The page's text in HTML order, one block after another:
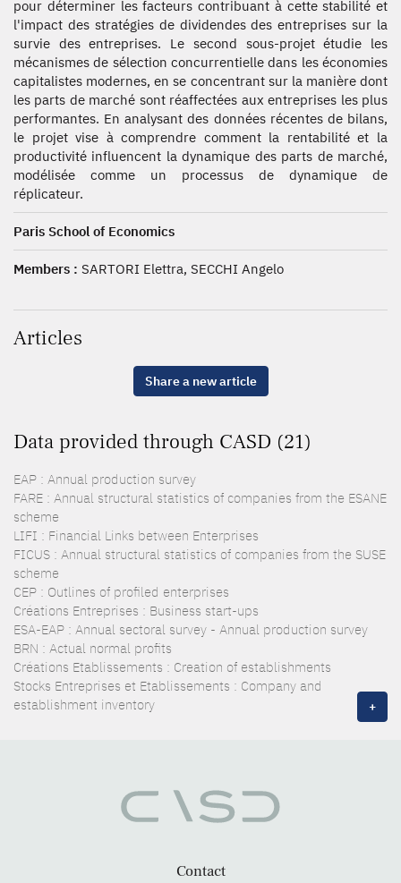
pour déterminer les facteurs contribuant à cette stabilité et
l'impact des stratégies de dividendes des entreprises sur la
survie des entreprises. Le second sous-projet étudie les
mécanismes de sélection concurrentielle dans les économies
capitalistes modernes, en se concentrant sur la manière dont
les parts de marché sont réaffectées aux entreprises les plus
performantes. En analysant des données récentes de bilans,
le projet vise à comprendre comment la rentabilité et la
productivité influencent la dynamique des parts de marché,
modélisée comme un processus de dynamique de
réplicateur.
Paris School of Economics
Members : SARTORI Elettra, SECCHI Angelo
Articles
Share a new article
Data provided through CASD (21)
EAP : Annual production survey
FARE : Annual structural statistics of companies from the ESANE
scheme
LIFI : Financial Links between Enterprises
FICUS : Annual structural statistics of companies from the SUSE
scheme
CEP : Outlines of profiled enterprises
Créations Entreprises : Business start-ups
ESA-EAP : Annual sectoral survey - Annual production survey
BRN : Actual normal profits
Créations Etablissements : Creation of establishments
Stocks Entreprises et Etablissements : Company and
establishment inventory
+
Contact